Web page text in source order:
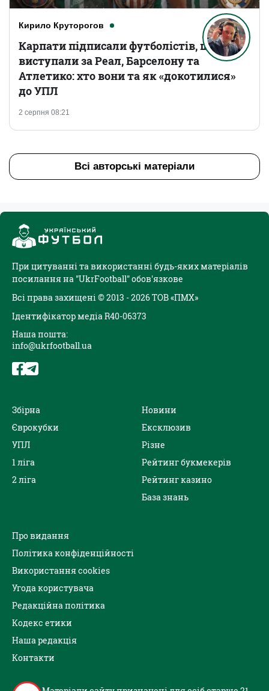
Кирило Круторогов
2 серпня 08:21
Карпати підписали футболістів, що
виступали за Реал, Барселону та
Атлетико: хто вони та як «докотилися»
до УПЛ
Всі авторські матеріали
При цитуванні та використанні будь-яких матеріалів
посилання на "UkrFootball" обов'язкове
Всі права захищені © 2013 - 2026 ТОВ «ПМХ»
Ідентифікатор медіа R40-06373
Наша пошта:
info@ukrfootball.ua
Збірна
Єврокубки
УПЛ
1 ліга
2 ліга
Новини
Ексклюзив
Різне
Рейтинг букмекерів
Рейтинг казино
База знань
Про видання
Політика конфіденційності
Використання cookies
Угода користувача
Редакційна політика
Кодекс етики
Наша редакція
Контакти